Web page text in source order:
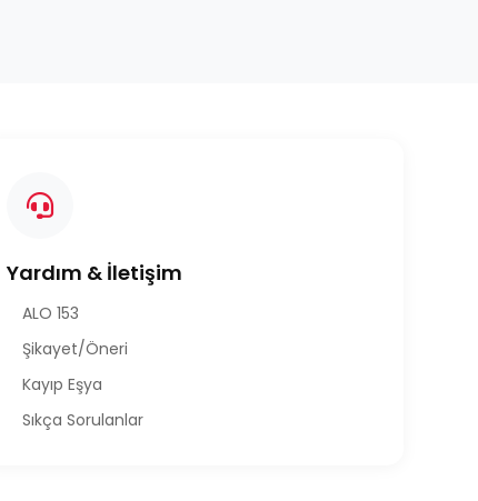
Yardım & İletişim
ALO 153
Şikayet/Öneri
Kayıp Eşya
Sıkça Sorulanlar